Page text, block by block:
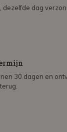
dezelfde dag
30 dagen en